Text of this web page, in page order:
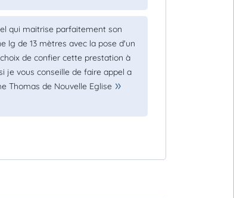
qui maitrise parfaitement son
lg de 13 mètres avec la pose d'un
de confier cette prestation à
je vous conseille de faire appel a
Thomas de Nouvelle Eglise